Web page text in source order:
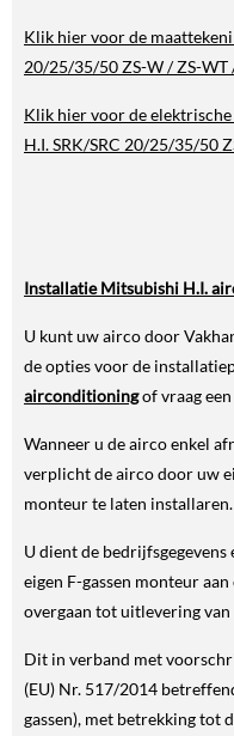
Klik hier voor de
20/25/35/50ZS-W / ZS-WT
Klik hier voor de
H.I. SRK/SRC 20/25/35/50
Installatie Mitsubishi H.I.
U kunt uw airco door
de opties voor de
airconditioningof vraag
Wanneer u de airco enkel
verplicht de airco door uw
monteur te laten installaren.
U dient de
eigen F-gassen monteur
overgaan tot uitlevering
Dit in verband met
(EU) Nr. 517/2014
gassen), met betrekking tot